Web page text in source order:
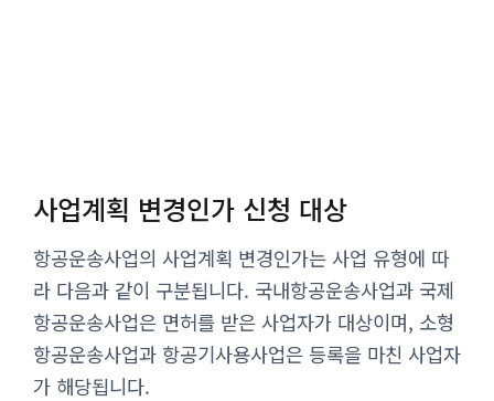
사업계획 변경인가 신청 대상
항공운송사업의 사업계획 변경인가는 사업 유형에 따
라 다음과 같이 구분됩니다. 국내항공운송사업과 국제
항공운송사업은 면허를 받은 사업자가 대상이며, 소형
항공운송사업과 항공기사용사업은 등록을 마친 사업자
가 해당됩니다.